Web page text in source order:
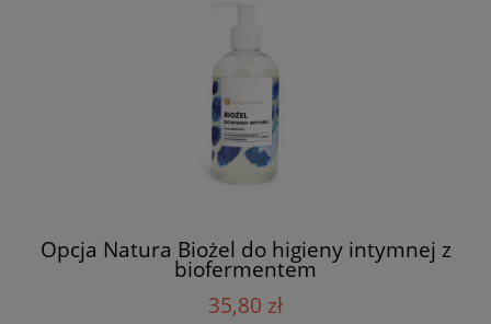
Opcja Natura Biożel do higieny intymnej z
biofermentem
35,80 zł